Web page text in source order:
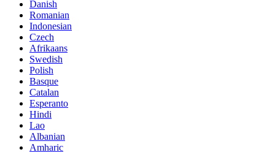
Danish
Romanian
Indonesian
Czech
Afrikaans
Swedish
Polish
Basque
Catalan
Esperanto
Hindi
Lao
Albanian
Amharic